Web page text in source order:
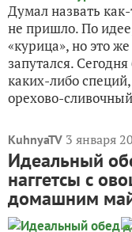
Думал назвать
не пришло. По
«курица», но это
запутался.
каких-либо
орехово-
KuhnyaTV 3 января
Идеальный
наггетсы с
домашним